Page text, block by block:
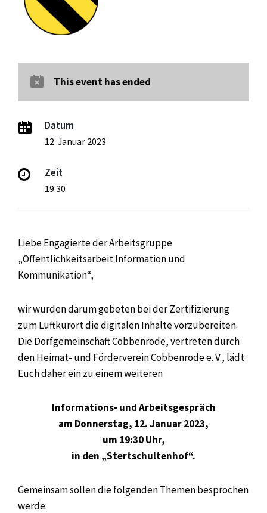
This event has ended
Datum
12. Januar 2023
Zeit
19:30
Liebe Engagierte der Arbeitsgruppe
„Öffentlichkeitsarbeit Information und
Kommunikation“,
wir wurden darum gebeten bei der Zertifizierung
zum Luftkurort die digitalen Inhalte vorzubereiten.
Die Dorfgemeinschaft Cobbenrode, vertreten durch
den Heimat- und Förderverein Cobbenrode e. V., lädt
Euch daher ein zu einem weiteren
Informations- und Arbeitsgespräch
am Donnerstag, 12. Januar 2023,
um 19:30 Uhr,
in den „Stertschultenhof“.
Gemeinsam sollen die folgenden Themen besprochen
werde: